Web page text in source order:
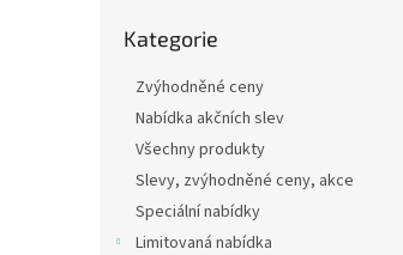
kategorie
Kategorie
Zvýhodněné ceny
Nabídka akčních slev
Všechny produkty
Slevy, zvýhodněné ceny, akce
Speciální nabídky
Limitovaná nabídka